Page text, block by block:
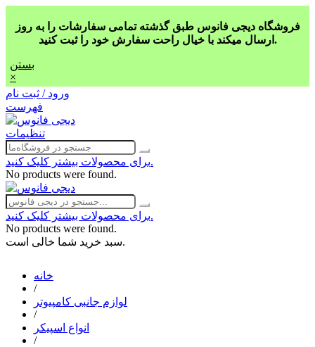
فروشگاه دیجی فانوس طبق گذشته تمامی سفارشات را به روز
ارسال میکند با خیال راحت سفارش خود را ثبت کنید.
بستن
×
ورود / ثبت نام
فهرست
تنظیمات
برای محصولات بیشتر کلیک کنید.
No products were found.
برای محصولات بیشتر کلیک کنید.
No products were found.
سبد خرید شما خالی است.
خانه
/
لوازم جانبی کامپیوتر
/
انواع اسپیکر
/